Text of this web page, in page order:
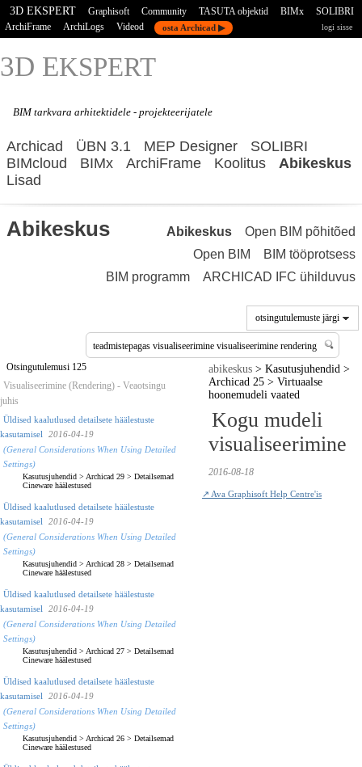
3D EKSPERT Graphisoft Community TASUTA objektid BIMx
SOLIBRI
ArchiFrame
ArchiLogs Videod osta Archicad ▶ logi sisse
3D EKSPERT
BIM tarkvara arhitektidele - projekteerijatele
Archicad ÜBN 3.1 MEP Designer
SOLIBRI
BIMcloud
BIMx ArchiFrame Koolitus
Abikeskus
Lisad
Abikeskus Abikeskus
Open BIM põhitõed
Open BIM
BIM tööprotsess
BIM programm
ARCHICAD IFC ühilduvus
otsingutulemuste järgi
Otsingutulemusi 125
Visualiseerimine (Rendering) - Veaotsingu
juhis
Üldised kaalutlused detailsete häälestuste
kasutamisel
2016-04-19
(General Considerations When Using Detailed
Settings)
Kasutusjuhendid > Archicad 29 > Detailsemad
Cineware häälestused
Üldised kaalutlused detailsete häälestuste
kasutamisel
2016-04-19
(General Considerations When Using Detailed
Settings)
Kasutusjuhendid > Archicad 28 > Detailsemad
Cineware häälestused
Üldised kaalutlused detailsete häälestuste
kasutamisel
2016-04-19
(General Considerations When Using Detailed
Settings)
Kasutusjuhendid > Archicad 27 > Detailsemad
Cineware häälestused
Üldised kaalutlused detailsete häälestuste
kasutamisel
2016-04-19
(General Considerations When Using Detailed
Settings)
Kasutusjuhendid > Archicad 26 > Detailsemad
Cineware häälestused
abikeskus > Kasutusjuhendid >
Archicad 25 > Virtuaalse
hoonemudeli vaated
Kogu mudeli
visualiseerimine
2016-08-18
↗ Ava Graphisoft Help Centre'is